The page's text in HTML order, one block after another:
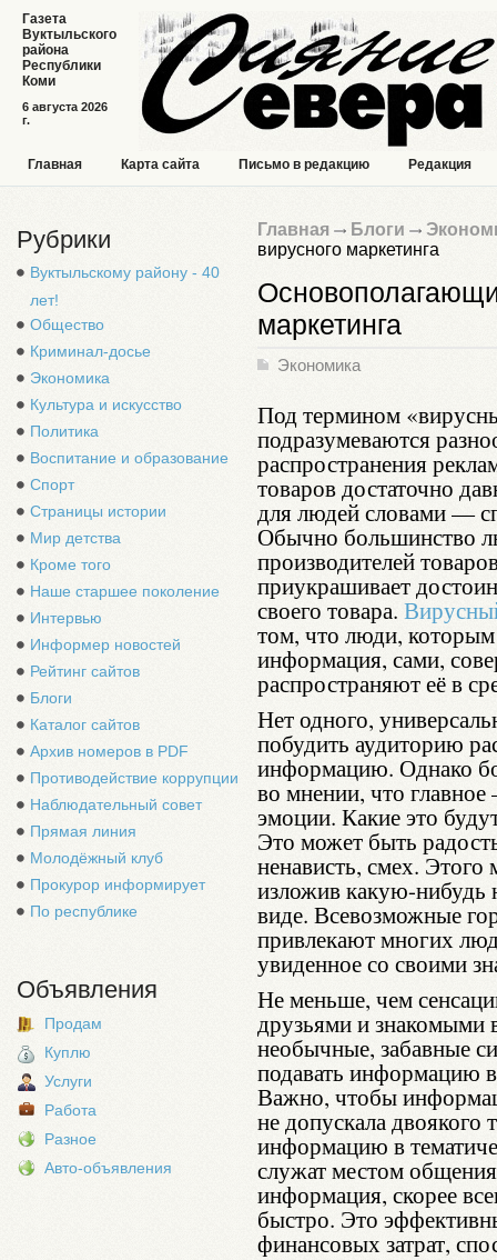
6 августа 2026
г.
Газета
Вуктыльского
района
Республики
Коми
Главная Карта сайта Письмо в редакцию Редакция
Рубрики
Вуктыльскому району - 40
лет!
Общество
Криминал-досье
Экономика
Культура и искусство
Политика
Воспитание и образование
Спорт
Страницы истории
Мир детства
Кроме того
Наше старшее поколение
Интервью
Информер новостей
Рейтинг сайтов
Блоги
Каталог сайтов
Архив номеров в PDF
Противодействие коррупции
Наблюдательный совет
Прямая линия
Молодёжный клуб
Прокурор информирует
По республике
Объявления
Продам
Куплю
Услуги
Работа
Разное
Авто-объявления
Главная Блоги
вирусного маркетинга
маркетинга
Экономика
Под термином
подразумеваются
распространения
товаров достаточно
для людей словами —
Обычно большинство
производителей
приукрашивает
своего товара.
том, что люди, которым
информация, сами,
распространяют её в
Нет одного,
побудить аудиторию
информацию. Однако
во мнении, что
эмоции. Какие это
Это может быть
ненависть, смех.
изложив какую-нибудь
виде. Всевозможные
привлекают многих
увиденное со своими
Не меньше, чем
друзьями и знакомыми
необычные, забавные
подавать информацию
Важно, чтобы
не допускала двоякого
информацию в
служат местом
информация, скорее
быстро. Это
финансовых затрат,